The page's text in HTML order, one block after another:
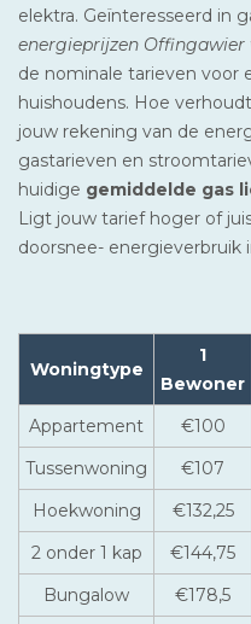
elektra. Geïnteresseerd in
energieprijzen Offingawier
de nominale tarieven voor
huishoudens. Hoe
jouw rekening van de
gastarieven en
huidige gemiddelde gas
Ligt jouw tarief hoger of
doorsnee- energieverbruik
Woningtype
1
Bewoner
Appartement
€100
Tussenwoning
€107
Hoekwoning
€132,25
2 onder 1 kap
€144,75
Bungalow
€178,5